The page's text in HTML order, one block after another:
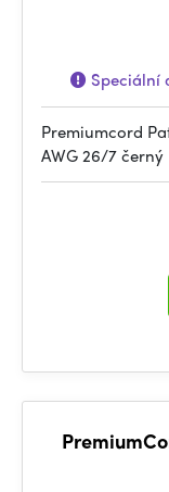
Speciální
Premiumcord
AWG 26/7 černý